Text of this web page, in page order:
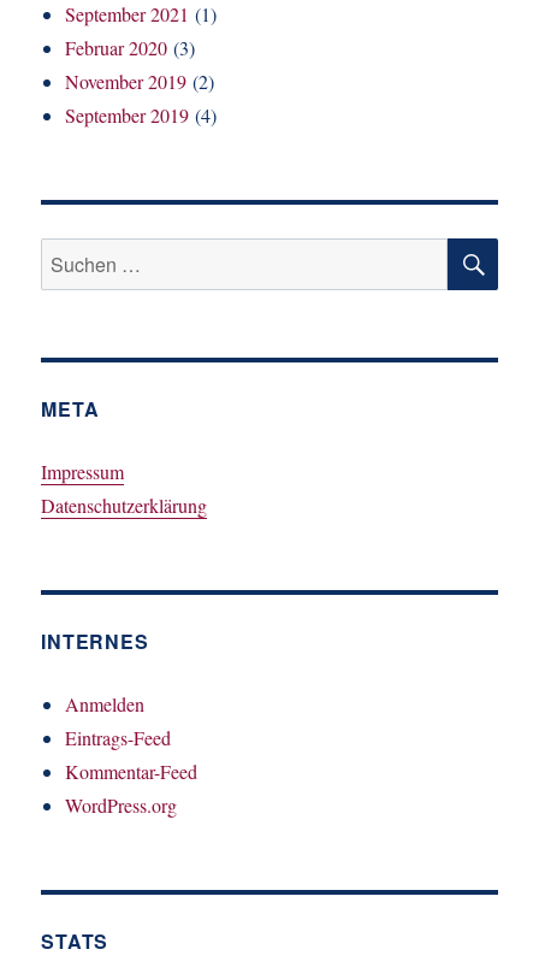
September 2021 (1)
Februar 2020 (3)
November 2019 (2)
September 2019 (4)
Suchen
nach:
META
Impressum
Datenschutzerklärung
INTERNES
Anmelden
Eintrags-Feed
Kommentar-Feed
WordPress.org
STATS